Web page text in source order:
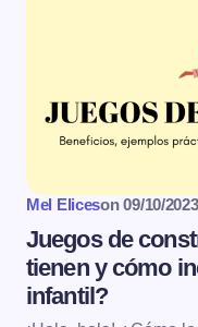
Mel Eliceson 09/10/2023
Juegos de
tienen y cómo
infantil?